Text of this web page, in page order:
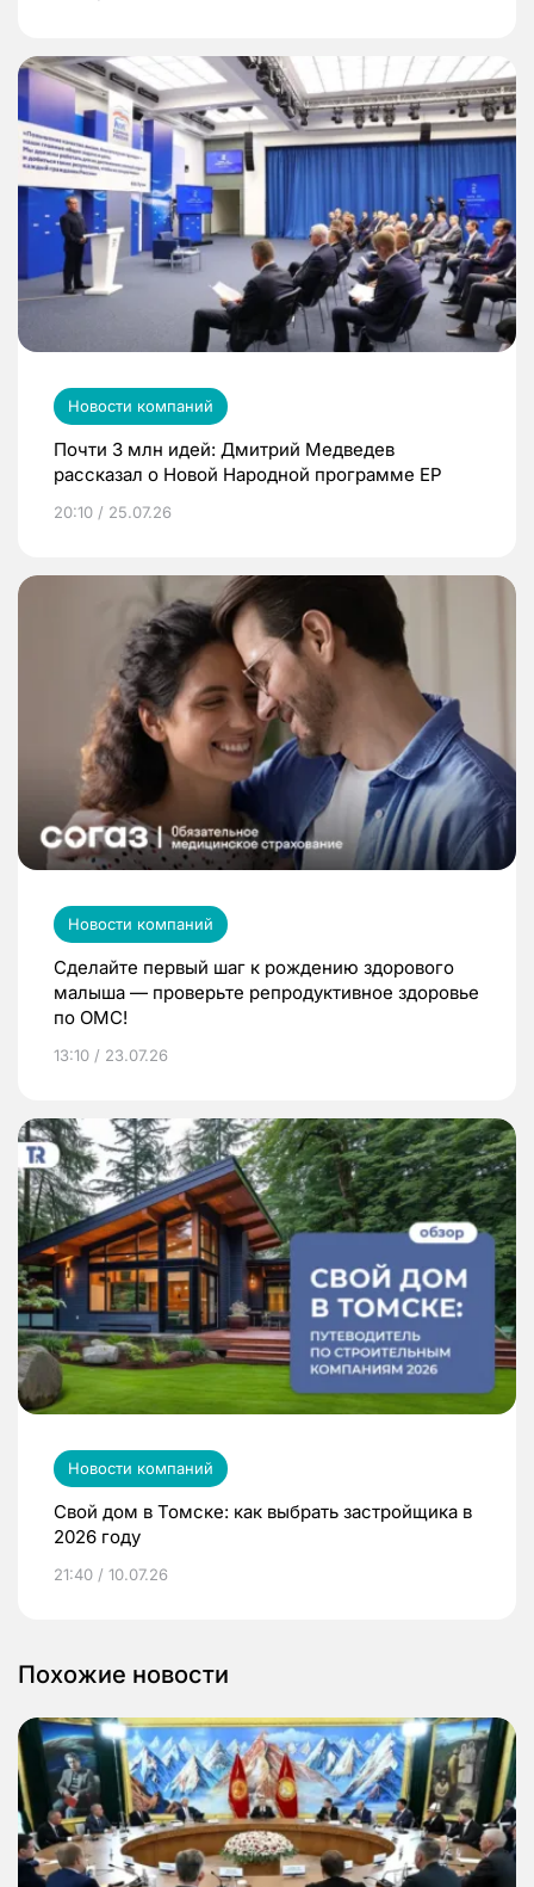
Новости компаний
Почти 3 млн идей: Дмитрий Медведев
рассказал о Новой Народной программе ЕР
20:10 / 25.07.26
Новости компаний
Сделайте первый шаг к рождению здорового
малыша — проверьте репродуктивное здоровье
по ОМС!
13:10 / 23.07.26
Новости компаний
Свой дом в Томске: как выбрать застройщика в
2026 году
21:40 / 10.07.26
Похожие новости